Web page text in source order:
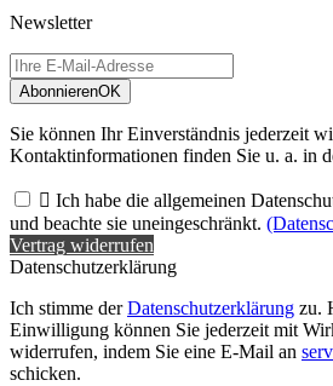
Newsletter
AbonnierenOK
Sie können Ihr Einverständnis jederzeit
Kontaktinformationen finden Sie u. a. in
 Ich habe die allgemeinen
und beachte sie uneingeschränkt.
Vertrag widerrufen
Datenschutzerklärung
Ich stimme derDatenschutzerklärung zu.
Einwilligung können Sie jederzeit mit
widerrufen, indem Sie eine E-Mail an
schicken.